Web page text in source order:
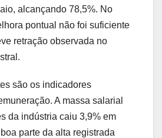
alcançando 78,5%. No
pontual não foi suficiente
retração observada no
são os indicadores
A massa salarial
da indústria caiu 3,9% em
parte da alta registrada